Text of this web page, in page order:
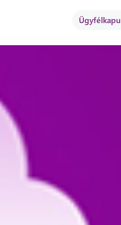
Ügyfélkapu
21-én